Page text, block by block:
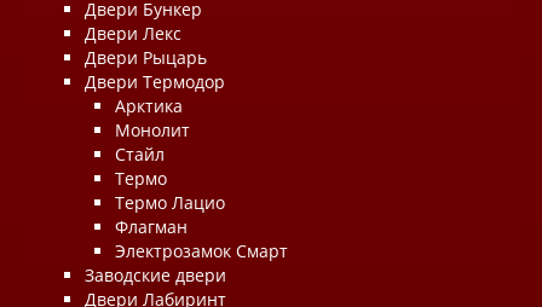
Двери Бункер
Двери Лекс
Двери Рыцарь
Двери Термодор
Арктика
Монолит
Стайл
Термо
Термо Лацио
Флагман
Электрозамок Смарт
Заводские двери
Двери Лабиринт